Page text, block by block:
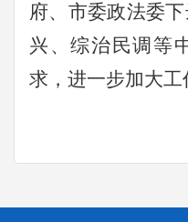
府、市委政法委
兴、综治民调等
求，进一步加大工